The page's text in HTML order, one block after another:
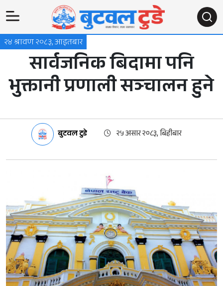
२४ श्रावण २०८३, आइतबार
सार्वजनिक बिदामा पनि
भुक्तानी प्रणाली सञ्चालन हुने
बुटवल टुडे २५ असार २०८३, बिहीबार